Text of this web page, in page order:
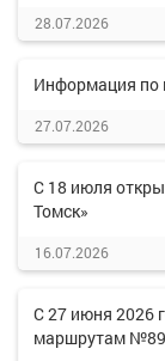
28.07.2026
Информация по
27.07.2026
С 18 июля
Томск»
16.07.2026
С 27 июня 2026
маршрутам